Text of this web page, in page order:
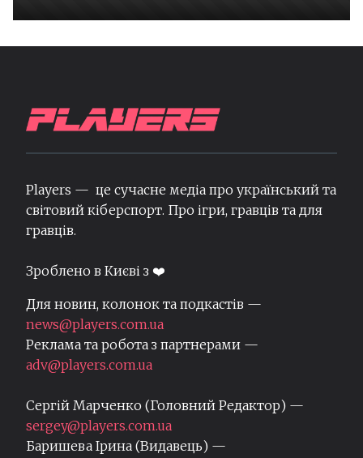
Players — це сучасне медіа про український та
світовий кіберспорт. Про ігри, гравців та для
гравців.
Зроблено в Києві з ❤️
Для новин, колонок та подкастів —
news@players.com.ua
Реклама та робота з партнерами —
adv@players.com.ua
Сергій Марченко (Головний Редактор) —
sergey@players.com.ua
Баришева Ірина (Видавець) —